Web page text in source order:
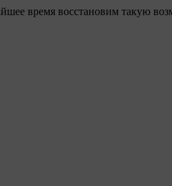
время восстановим такую